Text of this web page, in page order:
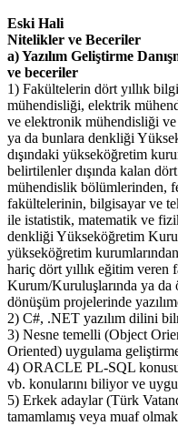
Eski Hali
Nitelikler ve Beceriler
a) Yazılım Geliştirme
ve beceriler
1) Fakültelerin dört yıllık
mühendisliği, elektrik
ve elektronik mühendisliği
ya da bunlara denkliği
dışındaki yükseköğretim
belirtilenler dışında kalan
mühendislik bölümlerinden,
fakültelerinin, bilgisayar ve
ile istatistik, matematik ve
denkliği Yükseköğretim
yükseköğretim
hariç dört yıllık eğitim veren
Kurum/Kuruluşlarında ya da
dönüşüm projelerinde
2) C#, .NET yazılım dilini
3) Nesne temelli (Object
Oriented) uygulama
4) ORACLE PL-SQL
vb. konularını biliyor ve
5) Erkek adaylar (Türk
tamamlamış veya muaf olmak